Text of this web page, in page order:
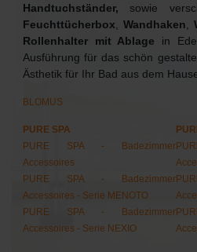
Handtuchständer, sowie
Feuchttücherbox
Wandhaken
Rollenhalter mit Ablage in
Ausführung für das schön
Ästhetik für Ihr Bad aus dem
BLOMUS
PURE SPA
PURE SPA - Badezimmer
Accessoires
PURE SPA - Badezimmer
Accessoires - Serie MENOTO
PURE SPA - Badezimmer
Accessoires - Serie NEXIO